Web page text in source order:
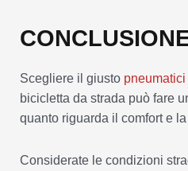
Scegliere il giusto
bicicletta da strada può fare
quanto riguarda il comfort e
Considerate le condizioni